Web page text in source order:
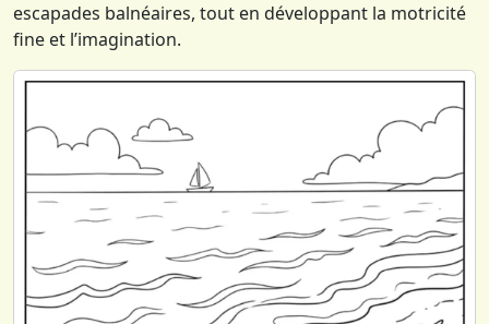
escapades balnéaires, tout en développant la motricité
fine et l’imagination.